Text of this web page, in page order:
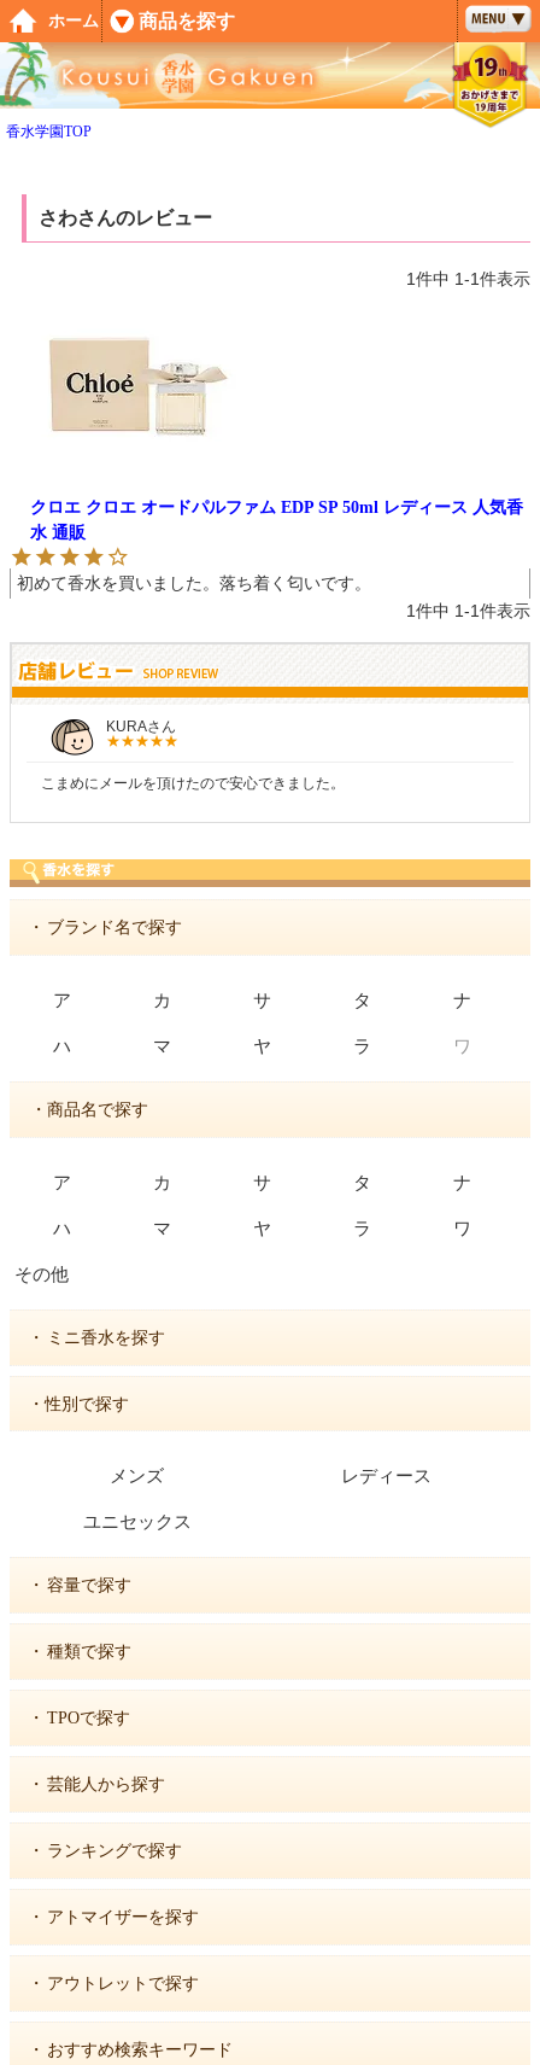
香水学園TOP
さわさんのレビュー
1件中 1-1件表示
クロエ クロエ オードパルファム EDP SP 50ml レディース 人気香
水 通販
初めて香水を買いました。落ち着く匂いです。
1件中 1-1件表示
KURAさん
こまめにメールを頂けたので安心できました。
・ ブランド名で探す
ア カ サ タ ナ
ハ マ ヤ ラ ワ
・商品名で探す
ア カ サ タ ナ
ハ マ ヤ ラ ワ
その他
・ ミニ香水を探す
・性別で探す
メンズ レディース
ユニセックス
・ 容量で探す
・ 種類で探す
・ TPOで探す
・ 芸能人から探す
・ ランキングで探す
・ アトマイザーを探す
・ アウトレットで探す
・ おすすめ検索キーワード
ペー
ジト
ップ
へ
ホーム 商品を探す